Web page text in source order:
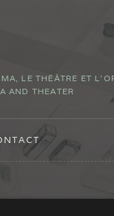
LE THÉÂTRE ET
AND THEATER